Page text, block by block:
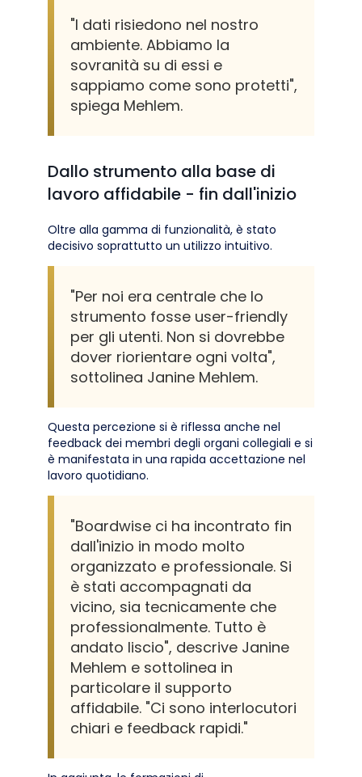
"I dati risiedono nel nostro
ambiente. Abbiamo la
sovranità su di essi e
sappiamo come sono protetti",
spiega Mehlem.
Dallo strumento alla base di
lavoro affidabile - fin dall'inizio
Oltre alla gamma di funzionalità, è stato
decisivo soprattutto un utilizzo intuitivo.
"Per noi era centrale che lo
strumento fosse user-friendly
per gli utenti. Non si dovrebbe
dover riorientare ogni volta",
sottolinea Janine Mehlem.
Questa percezione si è riflessa anche nel
feedback dei membri degli organi collegiali e si
è manifestata in una rapida accettazione nel
lavoro quotidiano.
"Boardwise ci ha incontrato fin
dall'inizio in modo molto
organizzato e professionale. Si
è stati accompagnati da
vicino, sia tecnicamente che
professionalmente. Tutto è
andato liscio", descrive Janine
Mehlem e sottolinea in
particolare il supporto
affidabile. "Ci sono interlocutori
chiari e feedback rapidi."